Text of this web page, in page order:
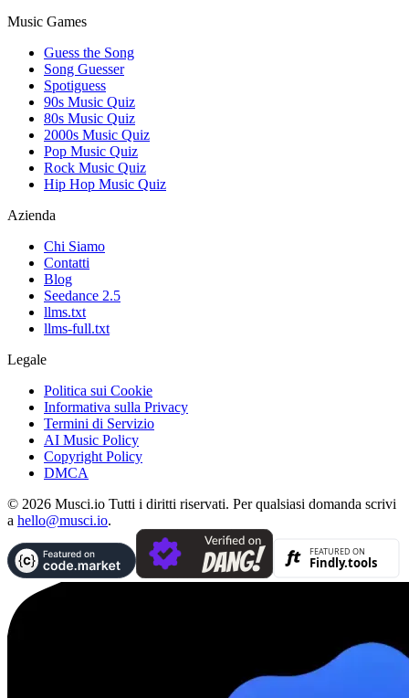
Music Games
Guess the Song
Song Guesser
Spotiguess
90s Music Quiz
80s Music Quiz
2000s Music Quiz
Pop Music Quiz
Rock Music Quiz
Hip Hop Music Quiz
Azienda
Chi Siamo
Contatti
Blog
Seedance 2.5
llms.txt
llms-full.txt
Legale
Politica sui Cookie
Informativa sulla Privacy
Termini di Servizio
AI Music Policy
Copyright Policy
DMCA
© 2026 Musci.io Tutti i diritti riservati. Per qualsiasi domanda scrivi
a hello@musci.io.